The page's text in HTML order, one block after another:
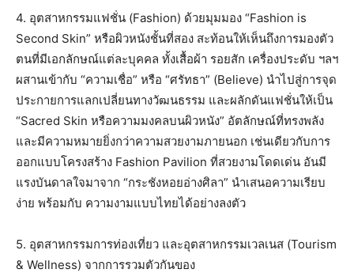
4. อุตสาหกรรมแฟชั่น (Fashion) ด้วยมุมมอง “Fashion is
Second Skin” หรือผิวหนังชั้นที่สอง สะท้อนให้เห็นถึงการมองตัว
ตนที่มีเอกลักษณ์แต่ละบุคคล ทั้งเสื้อผ้า รอยสัก เครื่องประดับ ฯลฯ
ผสานเข้ากับ “ความเชื่อ” หรือ “ศรัทธา” (Believe) นำไปสู่การจุด
ประกายการแลกเปลี่ยนทางวัฒนธรรม และผลักดันแฟชั่นให้เป็น
“Sacred Skin หรือความมงคลบนผิวหนัง” อัตลักษณ์ที่ทรงพลัง
และมีความหมายยิ่งกว่าความสวยงามภายนอก เช่นเดียวกับการ
ออกแบบโครงสร้าง Fashion Pavilion ที่สวยงามโดดเด่น อันมี
แรงบันดาลใจมาจาก “กระชังหอยอ่างศิลา” นำเสนอความเรียบ
ง่าย พร้อมกับ ความงามแบบไทยได้อย่างลงตัว
5. อุตสาหกรรมการท่องเที่ยว และอุตสาหกรรมเวลเนส (Tourism
& Wellness) จากการรวมตัวกันของ